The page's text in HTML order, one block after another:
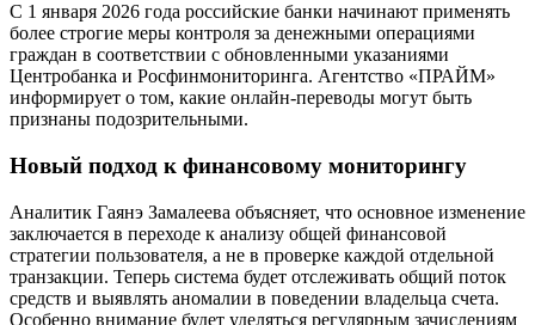
С 1 января 2026 года российские банки начинают применять
более строгие меры контроля за денежными операциями
граждан в соответствии с обновленными указаниями
Центробанка и Росфинмониторинга. Агентство «ПРАЙМ»
информирует о том, какие онлайн-переводы могут быть
признаны подозрительными.
Новый подход к финансовому мониторингу
Аналитик Гаянэ Замалеева объясняет, что основное изменение
заключается в переходе к анализу общей финансовой
стратегии пользователя, а не в проверке каждой отдельной
транзакции. Теперь система будет отслеживать общий поток
средств и выявлять аномалии в поведении владельца счета.
Особенно внимание будет уделяться регулярным зачислениям